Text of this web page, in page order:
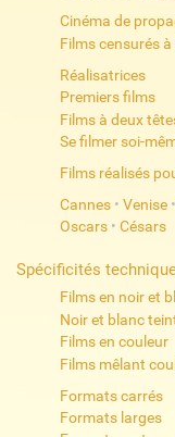
Cinéma de
Films censurés
Réalisatrices
Premiers films
Films à deux
Se filmer soi-
Films réalisés
Cannes • Venise •
Oscars • Césars
Spécificités
Films en noir et
Noir et blanc
Films en couleur
Films mêlant
Formats carrés
Formats larges